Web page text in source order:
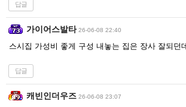
답글
가이어스발타 26-06-08 22:40
스시집 가성비 좋게 구성 내놓는 집은 장사 잘되던
답글
캐빈인더우즈 26-06-08 23:07